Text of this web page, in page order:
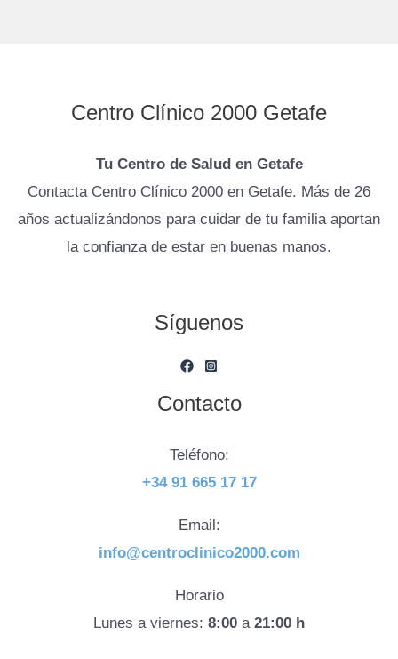
Centro Clínico 2000 Getafe
Tu Centro de Salud en Getafe
Contacta Centro Clínico 2000 en Getafe. Más de 26
años actualizándonos para cuidar de tu familia aportan
la confianza de estar en buenas manos.
Síguenos
Contacto
Teléfono:
+34 91 665 17 17
Email:
info@centroclinico2000.com
Horario
Lunes a viernes: 8:00 a 21:00 h